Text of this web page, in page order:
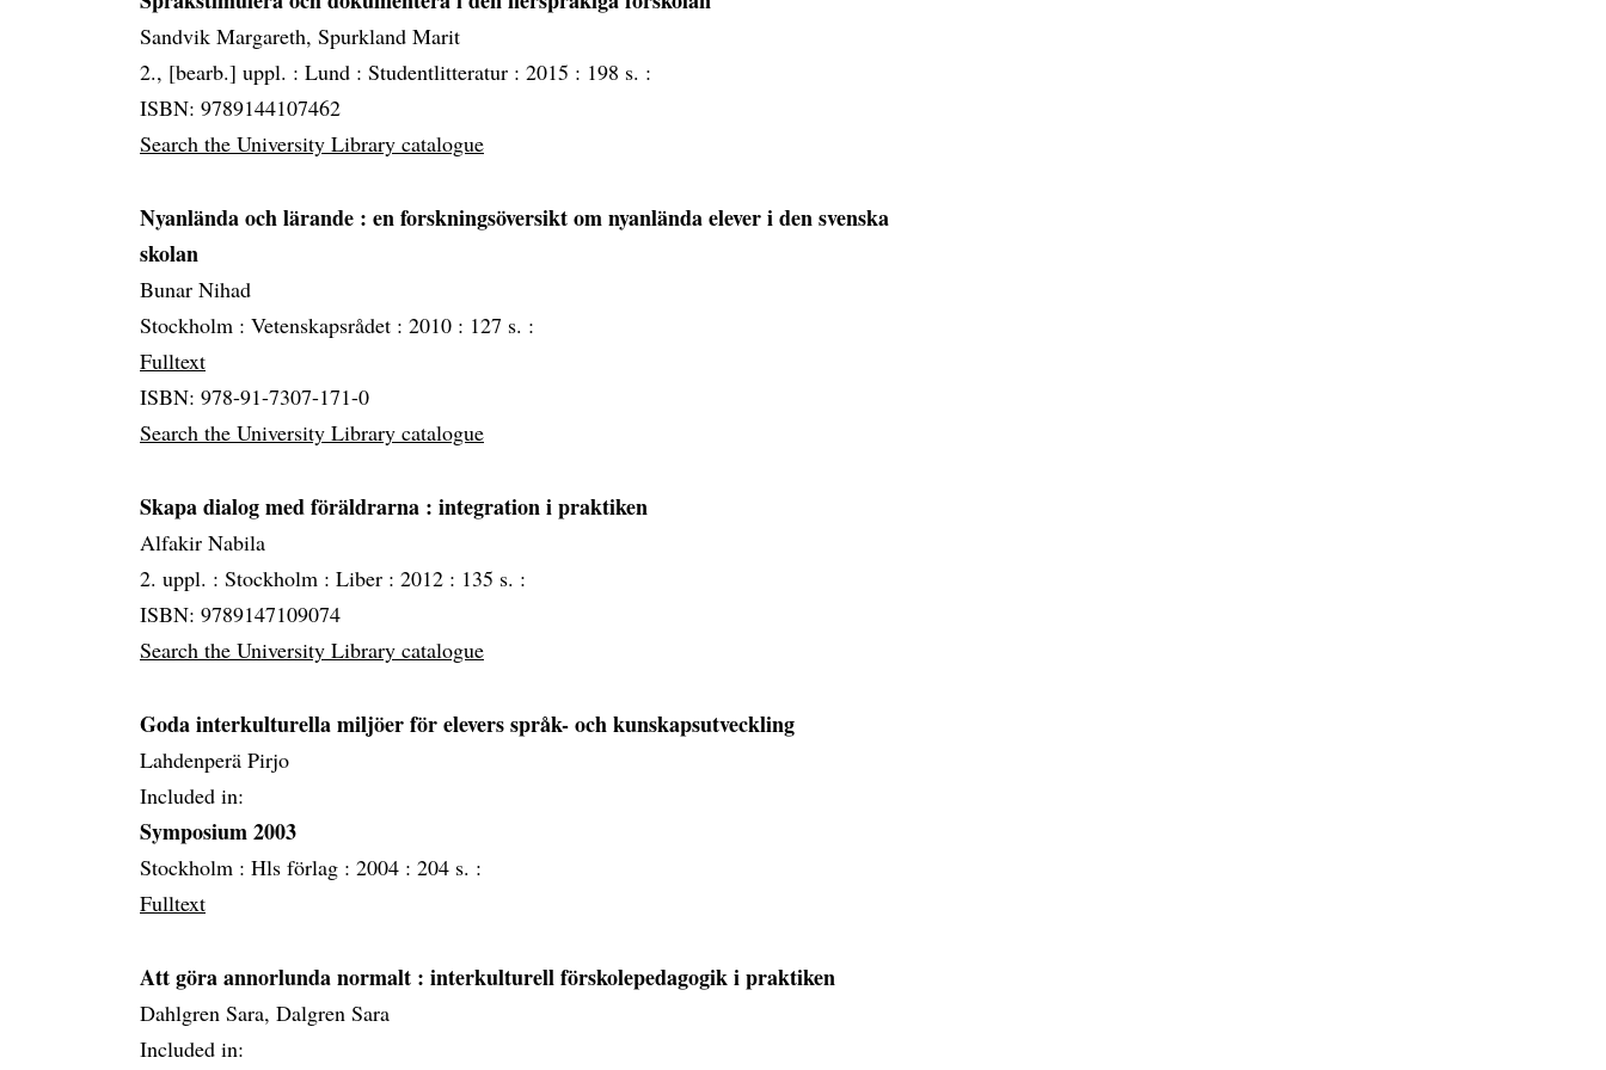
Sandvik Margareth, Spurkland Marit
2., [bearb.] uppl. : Lund : Studentlitteratur : 2015 : 198 s. :
ISBN: 9789144107462
Search the University Library catalogue
Nyanlända och lärande : en forskningsöversikt om nyanlända elever i den svenska
skolan
Bunar Nihad
Stockholm : Vetenskapsrådet : 2010 : 127 s. :
Fulltext
ISBN: 978-91-7307-171-0
Search the University Library catalogue
Skapa dialog med föräldrarna : integration i praktiken
Alfakir Nabila
2. uppl. : Stockholm : Liber : 2012 : 135 s. :
ISBN: 9789147109074
Search the University Library catalogue
Goda interkulturella miljöer för elevers språk- och kunskapsutveckling
Lahdenperä Pirjo
Included in:
Symposium 2003
Stockholm : Hls förlag : 2004 : 204 s. :
Fulltext
Att göra annorlunda normalt : interkulturell förskolepedagogik i praktiken
Dahlgren Sara, Dalgren Sara
Included in: